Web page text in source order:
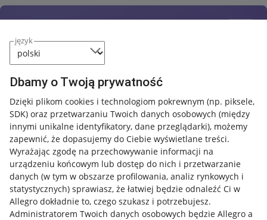
język
Dbamy o Twoją prywatność
Dzięki plikom cookies i technologiom pokrewnym (np. piksele,
SDK) oraz przetwarzaniu Twoich danych osobowych (między
innymi unikalne identyfikatory, dane przeglądarki), możemy
zapewnić, że dopasujemy do Ciebie wyświetlane treści.
Wyrażając zgodę na przechowywanie informacji na
urządzeniu końcowym lub dostęp do nich i przetwarzanie
danych (w tym w obszarze profilowania, analiz rynkowych i
statystycznych) sprawiasz, że łatwiej będzie odnaleźć Ci w
Allegro dokładnie to, czego szukasz i potrzebujesz.
Administratorem Twoich danych osobowych będzie Allegro a